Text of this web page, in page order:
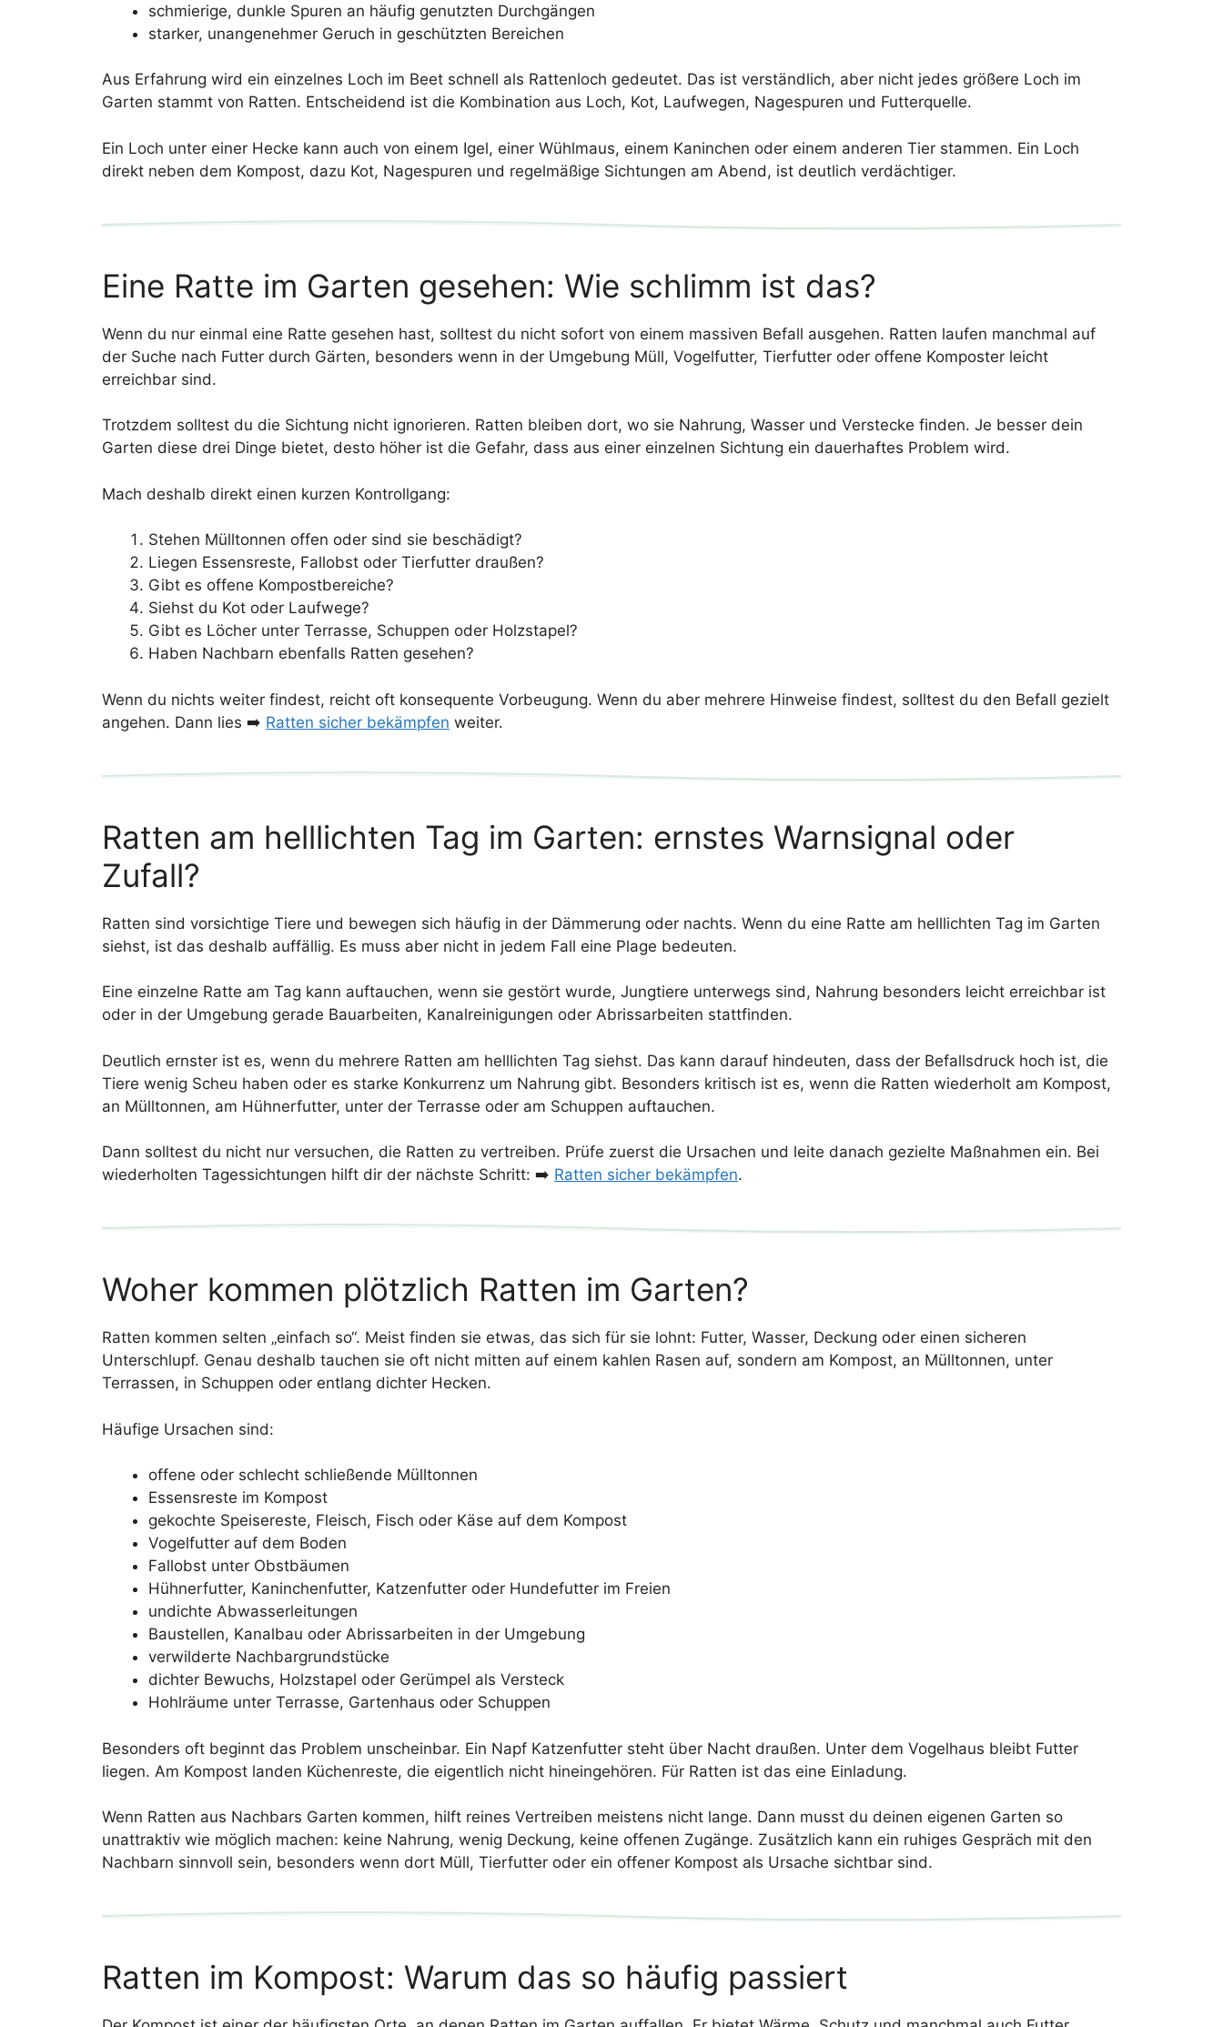
schmierige, dunkle Spuren an häufig genutzten Durchgängen
starker, unangenehmer Geruch in geschützten Bereichen
Aus Erfahrung wird ein einzelnes Loch im Beet schnell als Rattenloch gedeutet. Das ist verständlich, aber nicht jedes größere Loch im
Garten stammt von Ratten. Entscheidend ist die Kombination aus Loch, Kot, Laufwegen, Nagespuren und Futterquelle.
Ein Loch unter einer Hecke kann auch von einem Igel, einer Wühlmaus, einem Kaninchen oder einem anderen Tier stammen. Ein Loch
direkt neben dem Kompost, dazu Kot, Nagespuren und regelmäßige Sichtungen am Abend, ist deutlich verdächtiger.
Eine Ratte im Garten gesehen: Wie schlimm ist das?
Wenn du nur einmal eine Ratte gesehen hast, solltest du nicht sofort von einem massiven Befall ausgehen. Ratten laufen manchmal auf
der Suche nach Futter durch Gärten, besonders wenn in der Umgebung Müll, Vogelfutter, Tierfutter oder offene Komposter leicht
erreichbar sind.
Trotzdem solltest du die Sichtung nicht ignorieren. Ratten bleiben dort, wo sie Nahrung, Wasser und Verstecke finden. Je besser dein
Garten diese drei Dinge bietet, desto höher ist die Gefahr, dass aus einer einzelnen Sichtung ein dauerhaftes Problem wird.
Mach deshalb direkt einen kurzen Kontrollgang:
Stehen Mülltonnen offen oder sind sie beschädigt?
Liegen Essensreste, Fallobst oder Tierfutter draußen?
Gibt es offene Kompostbereiche?
Siehst du Kot oder Laufwege?
Gibt es Löcher unter Terrasse, Schuppen oder Holzstapel?
Haben Nachbarn ebenfalls Ratten gesehen?
Wenn du nichts weiter findest, reicht oft konsequente Vorbeugung. Wenn du aber mehrere Hinweise findest, solltest du den Befall gezielt
angehen. Dann lies ➡️ Ratten sicher bekämpfen weiter.
Ratten am helllichten Tag im Garten: ernstes Warnsignal oder
Zufall?
Ratten sind vorsichtige Tiere und bewegen sich häufig in der Dämmerung oder nachts. Wenn du eine Ratte am helllichten Tag im Garten
siehst, ist das deshalb auffällig. Es muss aber nicht in jedem Fall eine Plage bedeuten.
Eine einzelne Ratte am Tag kann auftauchen, wenn sie gestört wurde, Jungtiere unterwegs sind, Nahrung besonders leicht erreichbar ist
oder in der Umgebung gerade Bauarbeiten, Kanalreinigungen oder Abrissarbeiten stattfinden.
Deutlich ernster ist es, wenn du mehrere Ratten am helllichten Tag siehst. Das kann darauf hindeuten, dass der Befallsdruck hoch ist, die
Tiere wenig Scheu haben oder es starke Konkurrenz um Nahrung gibt. Besonders kritisch ist es, wenn die Ratten wiederholt am Kompost,
an Mülltonnen, am Hühnerfutter, unter der Terrasse oder am Schuppen auftauchen.
Dann solltest du nicht nur versuchen, die Ratten zu vertreiben. Prüfe zuerst die Ursachen und leite danach gezielte Maßnahmen ein. Bei
wiederholten Tagessichtungen hilft dir der nächste Schritt: ➡️ Ratten sicher bekämpfen.
Woher kommen plötzlich Ratten im Garten?
Ratten kommen selten „einfach so“. Meist finden sie etwas, das sich für sie lohnt: Futter, Wasser, Deckung oder einen sicheren
Unterschlupf. Genau deshalb tauchen sie oft nicht mitten auf einem kahlen Rasen auf, sondern am Kompost, an Mülltonnen, unter
Terrassen, in Schuppen oder entlang dichter Hecken.
Häufige Ursachen sind:
offene oder schlecht schließende Mülltonnen
Essensreste im Kompost
gekochte Speisereste, Fleisch, Fisch oder Käse auf dem Kompost
Vogelfutter auf dem Boden
Fallobst unter Obstbäumen
Hühnerfutter, Kaninchenfutter, Katzenfutter oder Hundefutter im Freien
undichte Abwasserleitungen
Baustellen, Kanalbau oder Abrissarbeiten in der Umgebung
verwilderte Nachbargrundstücke
dichter Bewuchs, Holzstapel oder Gerümpel als Versteck
Hohlräume unter Terrasse, Gartenhaus oder Schuppen
Besonders oft beginnt das Problem unscheinbar. Ein Napf Katzenfutter steht über Nacht draußen. Unter dem Vogelhaus bleibt Futter
liegen. Am Kompost landen Küchenreste, die eigentlich nicht hineingehören. Für Ratten ist das eine Einladung.
Wenn Ratten aus Nachbars Garten kommen, hilft reines Vertreiben meistens nicht lange. Dann musst du deinen eigenen Garten so
unattraktiv wie möglich machen: keine Nahrung, wenig Deckung, keine offenen Zugänge. Zusätzlich kann ein ruhiges Gespräch mit den
Nachbarn sinnvoll sein, besonders wenn dort Müll, Tierfutter oder ein offener Kompost als Ursache sichtbar sind.
Ratten im Kompost: Warum das so häufig passiert